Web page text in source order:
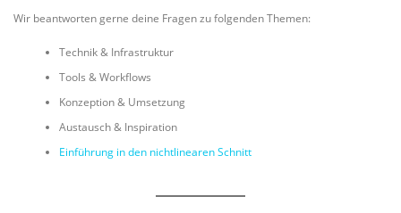
Wir beantworten gerne deine Fragen zu folgenden Themen:
Technik & Infrastruktur
Tools & Workflows
Konzeption & Umsetzung
Austausch & Inspiration
Einführung in den nichtlinearen Schnitt